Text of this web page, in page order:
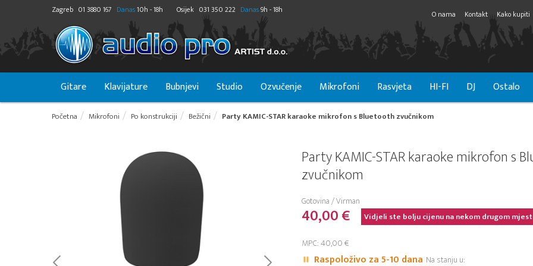
Zagreb 01 3880 167 Danas10h - 18h Osijek 031 350 222 Danas9h - 18h O nama Kontakt Kako kupiti
Gitare Klavijature Bubnjevi Studio Ozvučenje Mikrofoni Rasvjeta HI-FI DJ Ostalo
Početna Mikrofoni Po konstrukciji Bežični Party KAMIC-STAR karaoke mikrofon s Bluetooth zvučnikom
Party KAMIC-STAR karaoke mikrofon s
zvučnikom
Gotovina / Virman
40,00 € Vidjeli ste bolju cijenu na nekom drugom
MPC: 40,00 €
Raspoloživo za 5-10 dana Na stanju u: